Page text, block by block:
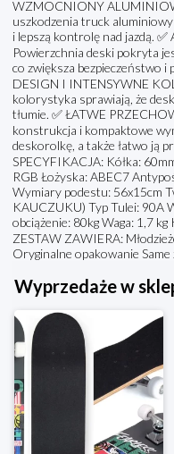
WZMOCNIONY
uszkodzenia truck
i lepszą kontrolę nad jazdą.
Powierzchnia deski pokryta
co zwiększa bezpieczeństwo i
DESIGN I INTENSYWNE
kolorystyka sprawiają, że
tłumie. ✅ ŁATWE
konstrukcja i kompaktowe
deskorolkę, a także łatwo ją
SPECYFIKACJA: Kółka:
RGB Łożyska: ABEC7
Wymiary podestu: 56x15cm
KAUCZUKU) Typ Tulei: 90A
obciążenie: 80kg Waga: 1,7
ZESTAW ZAWIERA:
Oryginalne opakowanie Same
Wyprzedaże w